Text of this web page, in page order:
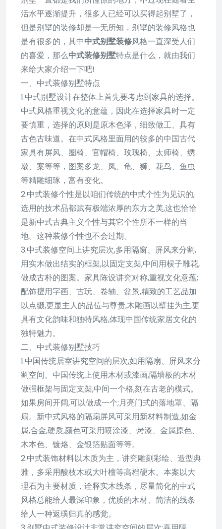
活水平逐渐提升，很多人已经可以买得起别墅了，
但是别墅的装修却是一无所知，别墅的装修风格也
是有很多的，其中中式别墅装修风格一直深受人们
的喜爱，那么中式装修别墅特点是什么，就由我们
来给大家介绍一下吧!
一、中式装修别墅特点
1.中式别墅设计在整体上首先要考虑到家具的选择。
中式风格重视文化的意蕴，因此在选择家具时一定
要慎重，选择的原则是原木色泽，细致做工、具有
古色古味道。在中式风格里面用的较多的中国古代
家具有屏风、圈椅、官帽椅、玫瑰椅、太师椅、绣
墩、案等等，图案多龙、凤、龟、狮、花鸟、鱼虫
等精雕细琢，富有变化。
2.中式装修个性是以咱们传统的中式个性为见识的,
选用的技术品都赋有极端浓厚的东方之美,这也恰恰
是新中式古典主义个性与其它个性所不一样的当
地。这种装修个性也不会过期。
3.中式装修空间上讲究层次,多用隔窗、屏风来分割,
用实木做出结实的框架,以固定支架,中间用棂子雕花,
做成古朴的图案。家具陈设讲究对称,重视文化意蕴;
配饰擅用字画、古玩、卷轴、盆景,精致的工艺品加
以点缀,更显主人的品位与尊贵,木雕画以壁挂为主,更
具有文化韵味和独特风格,体现中国传统家居文化的
独特魅力。
二、中式装修别墅技巧
1.中国传统居室讲究空间的层次,如用隔扇、屏风来分
割空间。中国传统上使用木材或漆画,隔墙板的木材
做强框架与固定支架,中间一个格,刻在古老的模式。
如果房间开阔,可以做成一个;月亮门式的落地罩、隔
扇。新中式风格的隔扇屏风可采用新材料制造,如金
属,合金,硬质,颜色可采用喷涂漆、烤漆、金属原色、
木本色、镀烙、金银箔贴面等等。
2.中式装饰材料以木质为主，讲究雕刻彩绘、造型典
雅，多采用酸枝木或大叶檀等高档硬木。本案以大
理石为主要材质，诠释实木线条，尽量简化的中式
风格总能给人最深印象，优质的木材、简洁的线条
给人一种返璞归真的感觉。